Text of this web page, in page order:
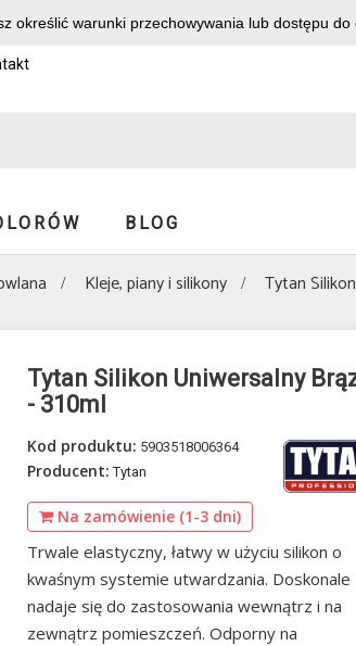
określić warunki przechowywania lub dostępu
BLOG
Kleje, piany i silikony Tytan
Tytan Silikon Uniwersalny
- 310ml
Kod produktu: 5903518006364
Producent: Tytan
Na zamówienie (1-3 dni)
Trwale elastyczny, łatwy w użyciu silikon o
kwaśnym systemie utwardzania. Doskonale
nadaje się do zastosowania wewnątrz i na
zewnątrz pomieszczeń. Odporny na